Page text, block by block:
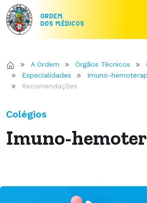
A Ordem Órgãos Técnicos
Especialidades
Imuno-
Recomendações
Colégios
Imuno-